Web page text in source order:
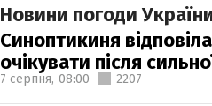
Новини погоди
Синоптикиня
очікувати після
7 серпня, 08:00 2207